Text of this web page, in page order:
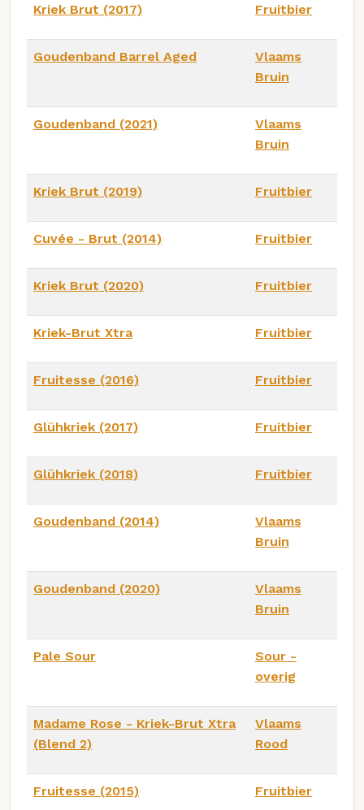
Kriek Brut (2017) Fruitbier
Goudenband Barrel Aged
Vlaams
Bruin
Goudenband (2021)
Vlaams
Bruin
Kriek Brut (2019) Fruitbier
Cuvée - Brut (2014) Fruitbier
Kriek Brut (2020) Fruitbier
Kriek-Brut Xtra Fruitbier
Fruitesse (2016) Fruitbier
Glühkriek (2017) Fruitbier
Glühkriek (2018) Fruitbier
Goudenband (2014)
Vlaams
Bruin
Goudenband (2020)
Vlaams
Bruin
Pale Sour
Sour -
overig
Madame Rose - Kriek-Brut Xtra
(Blend 2)
Vlaams
Rood
Fruitesse (2015) Fruitbier